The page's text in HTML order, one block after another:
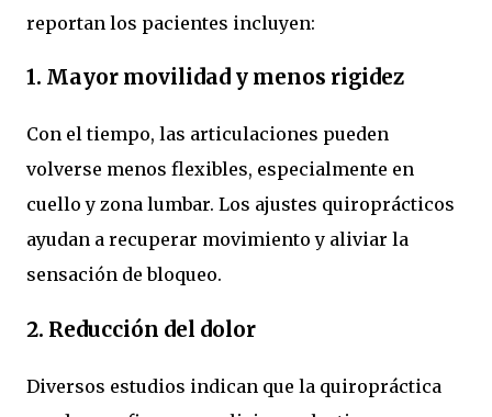
reportan los pacientes incluyen:
1. Mayor movilidad y menos rigidez
Con el tiempo, las articulaciones pueden
volverse menos flexibles, especialmente en
cuello y zona lumbar. Los ajustes quiroprácticos
ayudan a recuperar movimiento y aliviar la
sensación de bloqueo.
2. Reducción del dolor
Diversos estudios indican que la quiropráctica